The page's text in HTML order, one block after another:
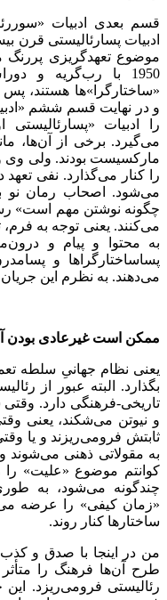
قسم بعدی ادبیات
ادبیات پسارئالیستی قرن
1950 با رب‌گریه و
«ساختارگرا»ها هستند،
و در نهایت قسم ششم
را ادبیات «پسارئالیستی
می‌گیرد. برخی از آن‌ها،
مارکسیست بودند. ولی وی
را کنار می‌گذارد. نفی
می‌شود. اصحاب رمان نو
چگونه نوشتن مهم است»
می‌کنند. یعنی توجه به
به محتوا و پیام و
پساساختارگراها و
می‌دهند. به نظرم این
ممکن است غیرعادی بودن
یعنی نظام جهانیِ سلطه
بگذارد. البته عبور از
تاریخی-فرهنگی دارد. وقتی
و نیوتن می‌شکند، یعنی
ثابتش فرومی‌ریزند و یا
به مقولاتی ذهنی می‌شوند
کوانتم موضوع «علیت»
چندگونه می‌شود، به
«زمان کیفی» را عرضه
ساختارها کنار ‌روند.
من در اینجا با صدق و کذب
طرح آن‌ها فرهنگ را متأثر
رئالیستی فرومی‌ریزد.